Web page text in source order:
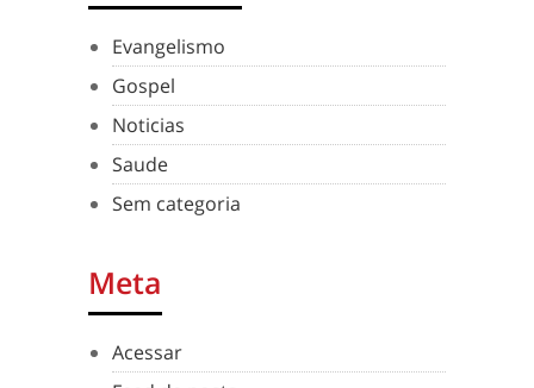
Evangelismo
Gospel
Noticias
Saude
Sem categoria
Meta
Acessar